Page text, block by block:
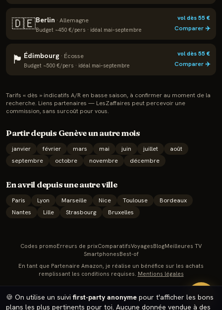
🇩🇪Berlin · Allemagne
Budget ~450 €/pers · idéal mai–septembre
vol dès55 €
Comparer ✈️
🏴 Édimbourg · Écosse
Budget ~500 €/pers · idéal mai–septembre
vol dès55 €
Comparer ✈️
Tarifs « dès » indicatifs A/R en basse saison, à confirmer au moment de la
recherche. Liens partenaires — LesZaffaires peut percevoir une
commission, sans surcoût pour vous.
Partir depuis Genèveun autre mois
janvier février mars mai juin juillet
août
septembre
octobre novembre décembre
Enavril depuis une autre ville
Paris Lyon Marseille Nice Toulouse
Bordeaux
Nantes
Lille Strasbourg Bruxelles
🔥
🍪 On utilise un suivifirst-party anonyme pour t'afficher les bons
plans les plus pertinents pour toi. Aucune donnée vendue à des
Codes promoErreurs de prixComparatifsVoyagesBlogMeilleures TV
SmartphonesBest-of
En tant que Partenaire Amazon, je réalise un bénéfice sur les achats
remplissant les conditions requises. Mentions légales